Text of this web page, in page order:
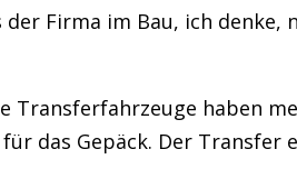
Firma im Bau, ich denke,
haben
das Gepäck. Der